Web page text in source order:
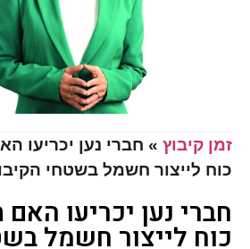
זמן קיבוץ » חברי נען יכריעו
כוח לייצור חשמל בשטחי
חברי נען יכריעו
כוח לייצור חשמל